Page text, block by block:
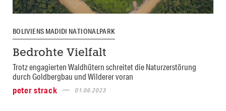
BOLIVIENS MADIDI NATIONALPARK
Bedrohte Vielfalt
Trotz engagierten Waldhütern schreitet die Naturzerstörung
durch Goldbergbau und Wilderer voran
peter strack
01.06.2023